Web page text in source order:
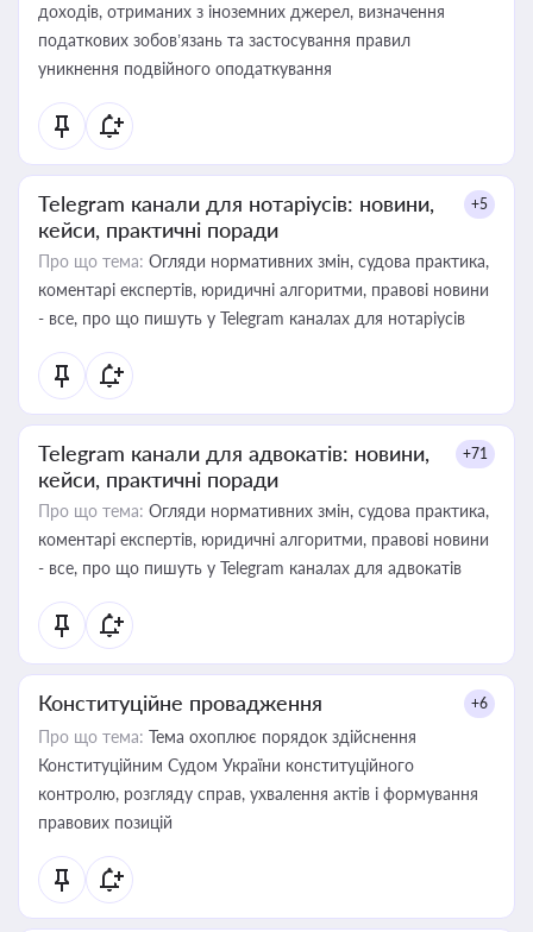
доходів, отриманих з іноземних джерел, визначення
податкових зобов’язань та застосування правил
уникнення подвійного оподаткування
Telegram канали для нотаріусів: новини,
кейси, практичні поради
+5
Про що тема: Огляди нормативних змін, судова практика,
коментарі експертів, юридичні алгоритми, правові новини
- все, про що пишуть у Telegram каналах для нотаріусів
Telegram канали для адвокатів: новини,
кейси, практичні поради
+71
Про що тема: Огляди нормативних змін, судова практика,
коментарі експертів, юридичні алгоритми, правові новини
- все, про що пишуть у Telegram каналах для адвокатів
Конституційне провадження +6
Про що тема: Тема охоплює порядок здійснення
Конституційним Судом України конституційного
контролю, розгляду справ, ухвалення актів і формування
правових позицій